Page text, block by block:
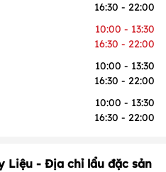
16:30 - 22:00
10:00 - 13:30
16:30 - 22:00
10:00 - 13:30
16:30 - 22:00
10:00 - 13:30
16:30 - 22:00
Liệu - Địa chỉ lẩu đặc sản